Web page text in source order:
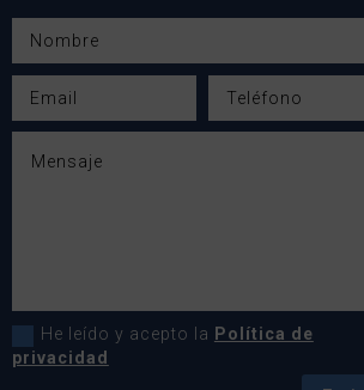
He leído y acepto la Política de
privacidad